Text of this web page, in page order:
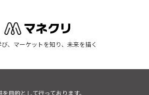
、マーケットを知り、未来を描く
目的として行っております。